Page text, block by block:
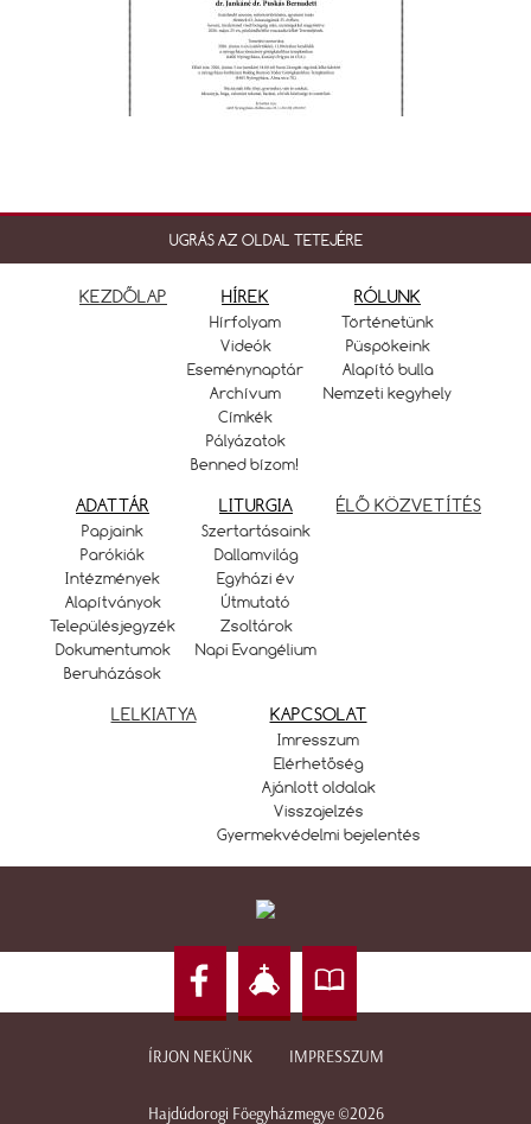
UGRÁS AZ OLDAL TETEJÉRE
KEZDŐLAP HÍREK
Hírfolyam
Videók
Eseménynaptár
Archívum
Címkék
Pályázatok
Benned bízom!
RÓLUNK
Történetünk
Püspökeink
Alapító bulla
Nemzeti kegyhely
ADATTÁR
Papjaink
Parókiák
Intézmények
Alapítványok
Településjegyzék
Dokumentumok
Beruházások
LITURGIA
Szertartásaink
Dallamvilág
Egyházi év
Útmutató
Zsoltárok
Napi Evangélium
ÉLŐ KÖZVETÍTÉS
LELKIATYA KAPCSOLAT
Imresszum
Elérhetőség
Ajánlott oldalak
Visszajelzés
Gyermekvédelmi bejelentés
ÍRJON NEKÜNK IMPRESSZUM
Hajdúdorogi Főegyházmegye ©2026